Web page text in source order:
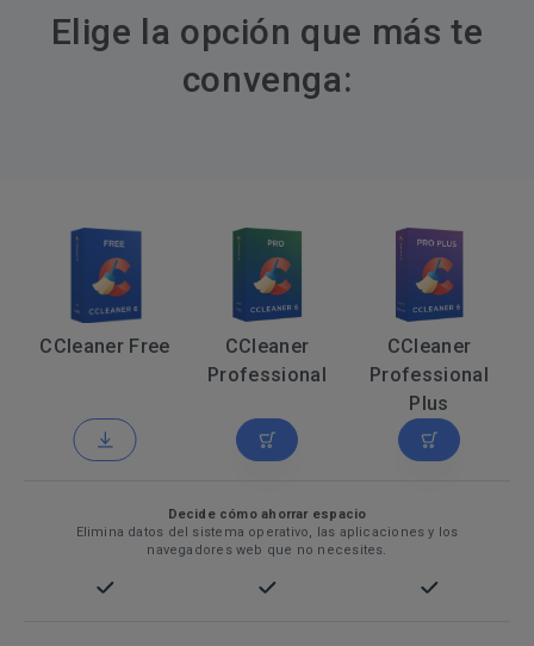
Elige la opción que más te
convenga:
CCleaner Free
CCleaner
Professional
CCleaner
Professional
Plus
Decide cómo ahorrar espacio
Elimina datos del sistema operativo, las aplicaciones y los
navegadores web que no necesites.